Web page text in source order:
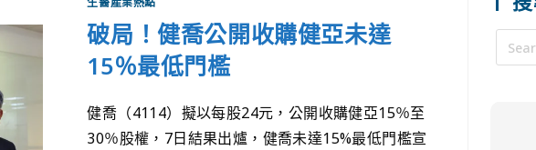
破局！健喬公開收購健亞未達
15％最低門檻
健喬（4114）擬以每股24元，公開收購健亞15％至
30％股權，7日結果出爐，健喬未達15%最低門檻宣